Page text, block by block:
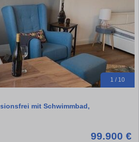
1 / 10
mit Schwimmbad,
99.900 €